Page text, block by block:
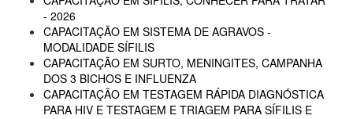
- 2026
CAPACITAÇÃO EM SISTEMA DE AGRAVOS -
MODALIDADE SÍFILIS
CAPACITAÇÃO EM SURTO, MENINGITES, CAMPANHA
DOS 3 BICHOS E INFLUENZA
CAPACITAÇÃO EM TESTAGEM RÁPIDA DIAGNÓSTICA
PARA HIV E TESTAGEM E TRIAGEM PARA SÍFILIS E